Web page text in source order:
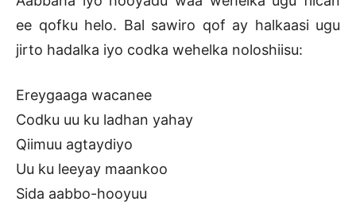
ee qofku helo. Bal sawiro qof ay halkaasi ugu
jirto hadalka iyo codka wehelka noloshiisu:
Ereygaaga wacanee
Codku uu ku ladhan yahay
Qiimuu agtaydiyo
Uu ku leeyay maankoo
Sida aabbo-hooyuu